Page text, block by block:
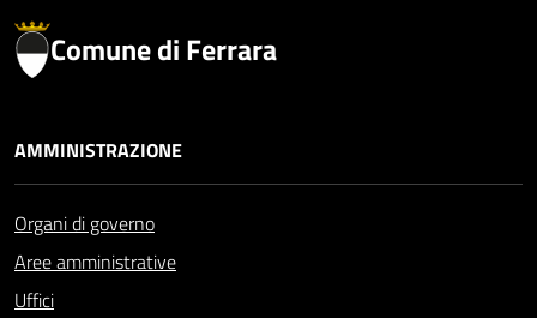
Comune di Ferrara
AMMINISTRAZIONE
Organi di governo
Aree amministrative
Uffici